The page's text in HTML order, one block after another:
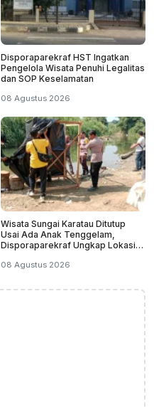
Disporaparekraf HST Ingatkan
Pengelola Wisata Penuhi Legalitas
dan SOP Keselamatan
08 Agustus 2026
Wisata Sungai Karatau Ditutup
Usai Ada Anak Tenggelam,
Disporaparekraf Ungkap Lokasi
08 Agustus 2026